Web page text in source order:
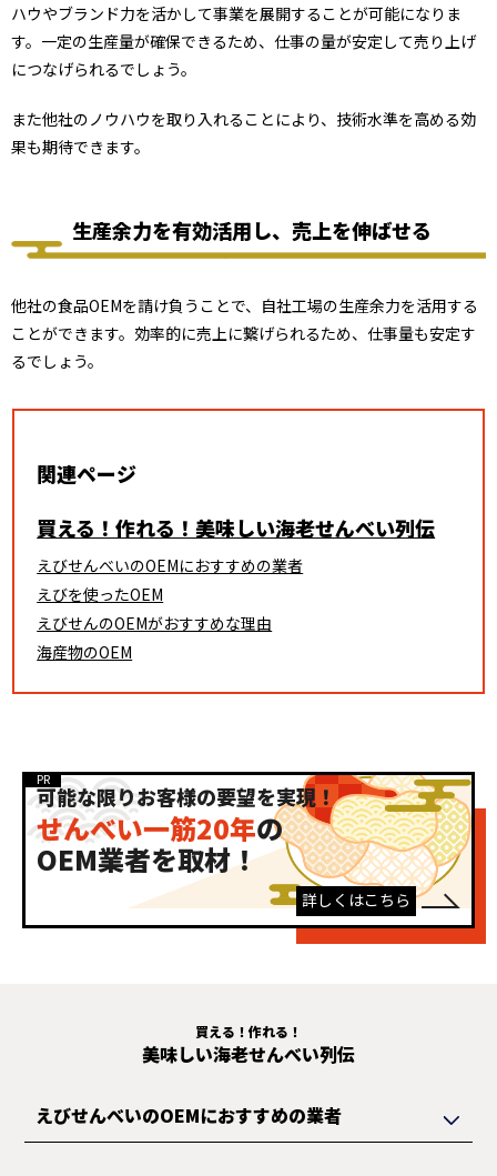
ハウやブランド力を活かして事業を展開することが可能になりま
す。一定の生産量が確保できるため、仕事の量が安定して売り上げ
につなげられるでしょう。
また他社のノウハウを取り入れることにより、技術水準を高める効
果も期待できます。
生産余力を有効活用し、売上を伸ばせる
他社の食品OEMを請け負うことで、自社工場の生産余力を活用する
ことができます。効率的に売上に繋げられるため、仕事量も安定す
るでしょう。
関連ページ
買える！作れる！美味しい海老せんべい列伝
えびせんべいのOEMにおすすめの業者
えびを使ったOEM
えびせんのOEMがおすすめな理由
海産物のOEM
可能な限りお客様の要望を実現！
せんべい一筋20年の
OEM業者を取材！
詳しくはこちら
買える！作れる！
美味しい海老せんべい列伝
えびせんべいのOEMにおすすめの業者